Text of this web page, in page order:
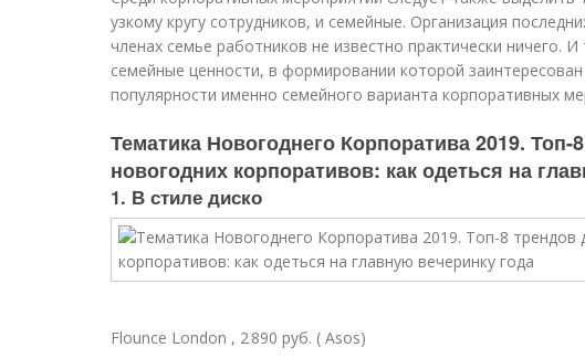
узкому кругу сотрудников, и семейные. Организация
членах семье работников не известно практически ничего.
семейные ценности, в формировании которой
популярности именно семейного варианта корпоративных
Тематика Новогоднего Корпоратива 2019. Топ-
новогодних корпоративов: как одеться на
1. В стиле диско
Flounce London , 2 890 руб. ( Asos)